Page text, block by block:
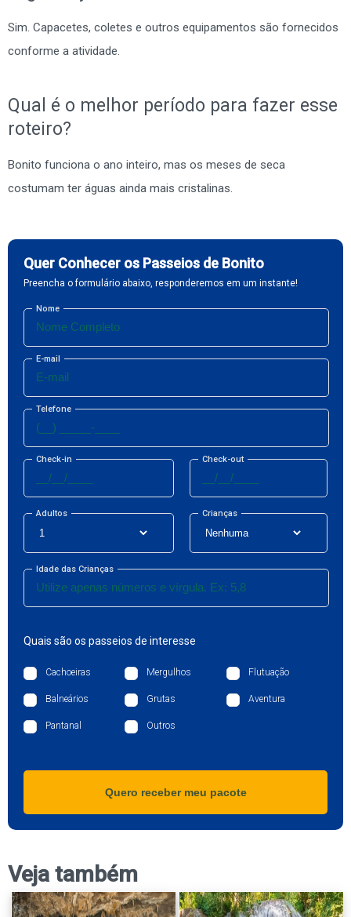
Sim. Capacetes, coletes e outros equipamentos são fornecidos
conforme a atividade.
Qual é o melhor período para fazer esse
roteiro?
Bonito funciona o ano inteiro, mas os meses de seca
costumam ter águas ainda mais cristalinas.
Quer Conhecer os Passeios de Bonito
Preencha o formulário abaixo, responderemos em um instante!
Nome
E-mail
Telefone
Check-in Check-out
Adultos Crianças
Idade das Crianças
Quais são os passeios de interesse
Cachoeiras Mergulhos Flutuação
Balneários Grutas Aventura
Pantanal Outros
Quero receber meu pacote
Veja também